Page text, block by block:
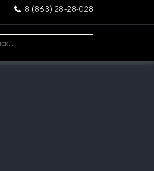
8 (863) 28-28-028